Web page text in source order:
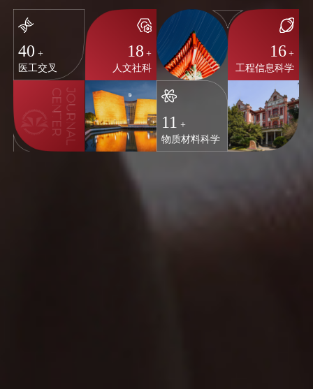
40 +
医工交叉
18 +
人文社科
16 +
工程信息科学
11 +
物质材料科学